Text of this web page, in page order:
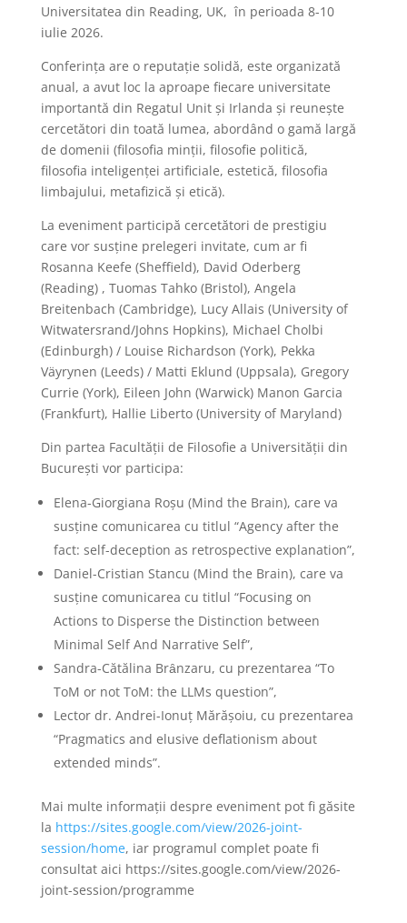
Universitatea din Reading, UK, în perioada 8-10
iulie 2026.
Conferinţa are o reputaţie solidă, este organizată
anual, a avut loc la aproape fiecare universitate
importantă din Regatul Unit și Irlanda şi reuneşte
cercetători din toată lumea, abordând o gamă largă
de domenii (filosofia minţii, filosofie politică,
filosofia inteligenţei artificiale, estetică, filosofia
limbajului, metafizică şi etică).
La eveniment participă cercetători de prestigiu
care vor susţine prelegeri invitate, cum ar fi
Rosanna Keefe (Sheffield), David Oderberg
(Reading) , Tuomas Tahko (Bristol), Angela
Breitenbach (Cambridge), Lucy Allais (University of
Witwatersrand/Johns Hopkins), Michael Cholbi
(Edinburgh) / Louise Richardson (York), Pekka
Väyrynen (Leeds) / Matti Eklund (Uppsala), Gregory
Currie (York), Eileen John (Warwick) Manon Garcia
(Frankfurt), Hallie Liberto (University of Maryland)
Din partea Facultății de Filosofie a Universității din
București vor participa:
Elena-Giorgiana Roşu (Mind the Brain), care va
susţine comunicarea cu titlul “Agency after the
fact: self-deception as retrospective explanation”,
Daniel-Cristian Stancu (Mind the Brain), care va
susţine comunicarea cu titlul “Focusing on
Actions to Disperse the Distinction between
Minimal Self And Narrative Self”,
Sandra-Cătălina Brȃnzaru, cu prezentarea “To
ToM or not ToM: the LLMs question”,
Lector dr. Andrei-Ionuţ Mărăşoiu, cu prezentarea
“Pragmatics and elusive deflationism about
extended minds”.
Mai multe informaţii despre eveniment pot fi găsite
la https://sites.google.com/view/2026-joint-
session/home, iar programul complet poate fi
consultat aici https://sites.google.com/view/2026-
joint-session/programme